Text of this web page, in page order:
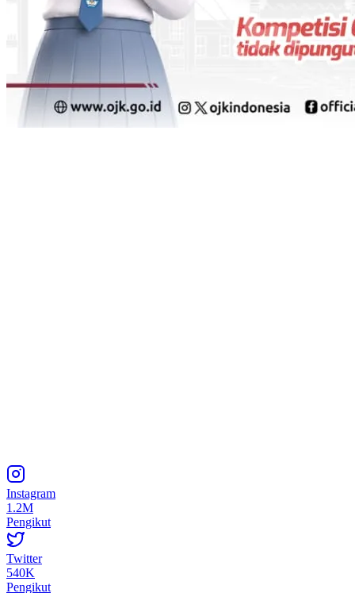
Instagram
1.2M
Pengikut
Twitter
540K
Pengikut